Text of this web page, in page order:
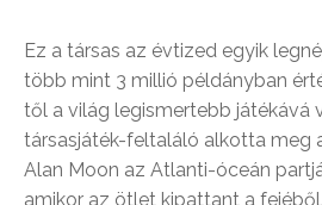
Ez a társas az évtized egyik
több mint 3 millió példányban
től a világ legismertebb játékává
társasjáték-feltaláló alkotta meg
Alan Moon az Atlanti-óceán
amikor az ötlet kipattant a